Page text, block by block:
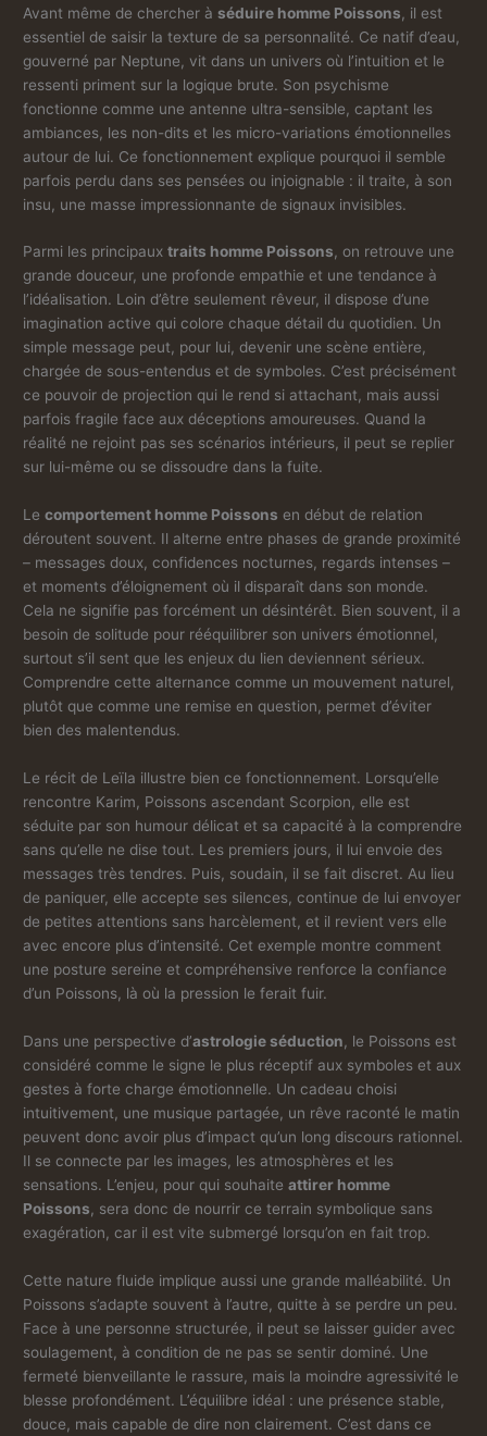
Avant même de chercher àséduire homme Poissons , il est
essentiel de saisir la texture de sa personnalité. Ce natif d’eau,
gouverné par Neptune, vit dans un univers où l’intuition et le
ressenti priment sur la logique brute. Son psychisme
fonctionne comme une antenne ultra-sensible, captant les
ambiances, les non-dits et les micro-variations émotionnelles
autour de lui. Ce fonctionnement explique pourquoi il semble
parfois perdu dans ses pensées ou injoignable : il traite, à son
insu, une masse impressionnante de signaux invisibles.
Parmi les principauxtraits homme Poissons, on retrouve une
grande douceur, une profonde empathie et une tendance à
l’idéalisation. Loin d’être seulement rêveur, il dispose d’une
imagination active qui colore chaque détail du quotidien. Un
simple message peut, pour lui, devenir une scène entière,
chargée de sous-entendus et de symboles. C’est précisément
ce pouvoir de projection qui le rend si attachant, mais aussi
parfois fragile face aux déceptions amoureuses. Quand la
réalité ne rejoint pas ses scénarios intérieurs, il peut se replier
sur lui-même ou se dissoudre dans la fuite.
Lecomportement homme Poissons en début de relation
déroutent souvent. Il alterne entre phases de grande proximité
– messages doux, confidences nocturnes, regards intenses –
et moments d’éloignement où il disparaît dans son monde.
Cela ne signifie pas forcément un désintérêt. Bien souvent, il a
besoin de solitude pour rééquilibrer son univers émotionnel,
surtout s’il sent que les enjeux du lien deviennent sérieux.
Comprendre cette alternance comme un mouvement naturel,
plutôt que comme une remise en question, permet d’éviter
bien des malentendus.
Le récit de Leïla illustre bien ce fonctionnement. Lorsqu’elle
rencontre Karim, Poissons ascendant Scorpion, elle est
séduite par son humour délicat et sa capacité à la comprendre
sans qu’elle ne dise tout. Les premiers jours, il lui envoie des
messages très tendres. Puis, soudain, il se fait discret. Au lieu
de paniquer, elle accepte ses silences, continue de lui envoyer
de petites attentions sans harcèlement, et il revient vers elle
avec encore plus d’intensité. Cet exemple montre comment
une posture sereine et compréhensive renforce la confiance
d’un Poissons, là où la pression le ferait fuir.
Dans une perspective d’astrologie séduction , le Poissons est
considéré comme le signe le plus réceptif aux symboles et aux
gestes à forte charge émotionnelle. Un cadeau choisi
intuitivement, une musique partagée, un rêve raconté le matin
peuvent donc avoir plus d’impact qu’un long discours rationnel.
Il se connecte par les images, les atmosphères et les
sensations. L’enjeu, pour qui souhaiteattirer homme
Poissons , sera donc de nourrir ce terrain symbolique sans
exagération, car il est vite submergé lorsqu’on en fait trop.
Cette nature fluide implique aussi une grande malléabilité. Un
Poissons s’adapte souvent à l’autre, quitte à se perdre un peu.
Face à une personne structurée, il peut se laisser guider avec
soulagement, à condition de ne pas se sentir dominé. Une
fermeté bienveillante le rassure, mais la moindre agressivité le
blesse profondément. L’équilibre idéal : une présence stable,
douce, mais capable de dire non clairement. C’est dans ce